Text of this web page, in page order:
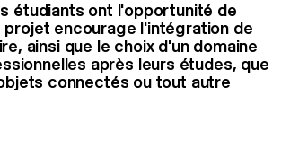
Instagram
Facebook
LinkedIn
Vimeo
étudiants ont l'opportunité de
projet encourage l'intégration de
ainsi que le choix d'un domaine
après leurs études, que
connectés ou tout autre